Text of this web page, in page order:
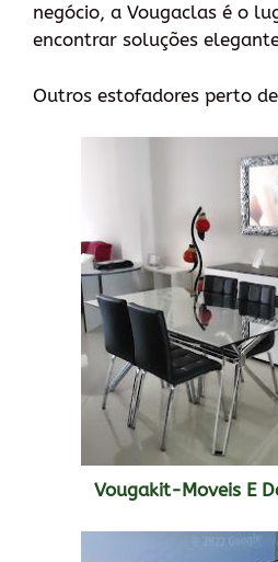
negócio, a Vougaclas é o
encontrar soluções
Outros estofadores perto
Vougakit-Moveis E